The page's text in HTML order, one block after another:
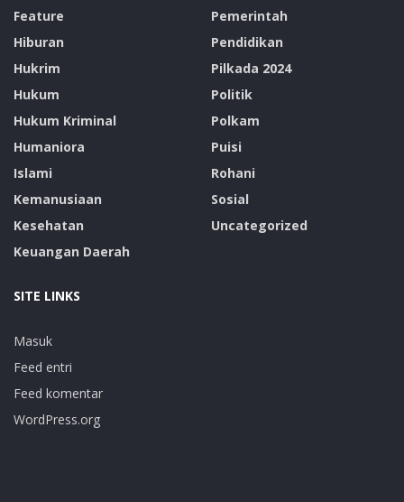
Feature
Hiburan
Hukrim
Hukum
Hukum Kriminal
Humaniora
Islami
Kemanusiaan
Kesehatan
Keuangan Daerah
Pemerintah
Pendidikan
Pilkada 2024
Politik
Polkam
Puisi
Rohani
Sosial
Uncategorized
SITE LINKS
Masuk
Feed entri
Feed komentar
WordPress.org